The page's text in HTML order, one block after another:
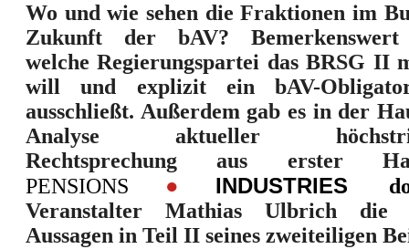
Wo und wie sehen die Fraktionen im
Zukunft der bAV? Bemerkenswert
welche Regierungspartei das BRSG II
will und explizit ein bAV-
ausschließt. Außerdem gab es in der
Analyse aktueller
Rechtsprechung aus erster
PENSIONS ● INDUSTRIES
Veranstalter Mathias Ulbrich die
Aussagen in Teil II seines zweiteiligen